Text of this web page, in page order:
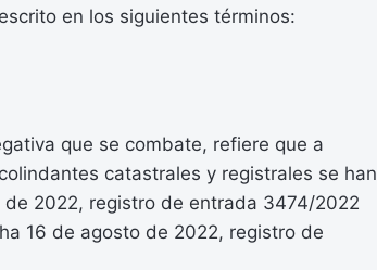
en los siguientes términos:
que se combate, refiere que a
catastrales y registrales se han
2022, registro de entrada 3474/2022
16 de agosto de 2022, registro de